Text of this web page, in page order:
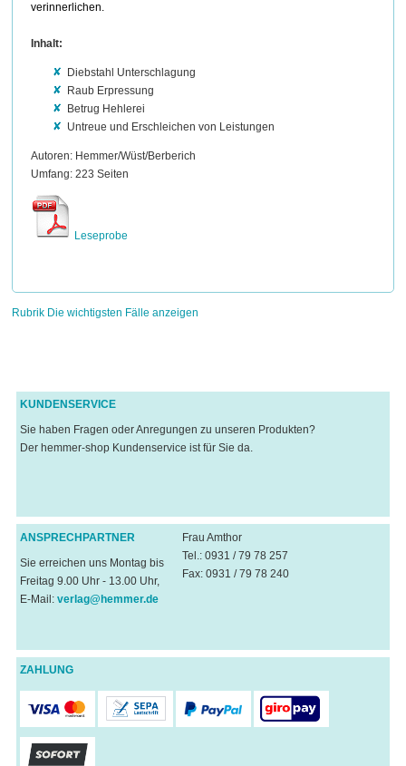
verinnerlichen.
Inhalt:
Diebstahl Unterschlagung
Raub Erpressung
Betrug Hehlerei
Untreue und Erschleichen von Leistungen
Autoren: Hemmer/Wüst/Berberich
Umfang: 223 Seiten
Leseprobe
Rubrik Die wichtigsten Fälle anzeigen
KUNDENSERVICE
Sie haben Fragen oder Anregungen zu unseren Produkten?
Der hemmer-shop Kundenservice ist für Sie da.
ANSPRECHPARTNER
Sie erreichen uns Montag bis
Freitag 9.00 Uhr - 13.00 Uhr,
E-Mail: verlag@hemmer.de
Frau Amthor
Tel.: 0931 / 79 78 257
Fax: 0931 / 79 78 240
ZAHLUNG